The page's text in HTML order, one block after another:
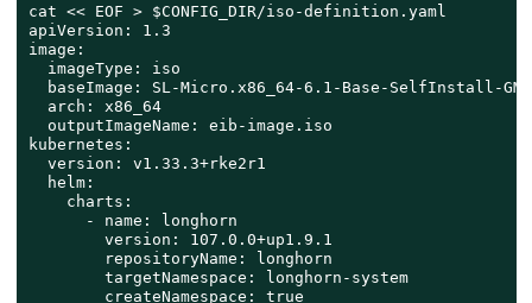
cat << EOF > $CONFIG_DIR/iso-definition.yaml
apiVersion: 1.3
image:
  imageType: iso
baseImage: SL-Micro.x86_64-6.1-Base-SelfInstall-
  arch: x86_64
  outputImageName: eib-image.iso
kubernetes:
  version: v1.33.3+rke2r1
  helm:
    charts:
      - name: longhorn
        version: 107.0.0+up1.9.1
        repositoryName: longhorn
        targetNamespace: longhorn-system
        createNamespace: true